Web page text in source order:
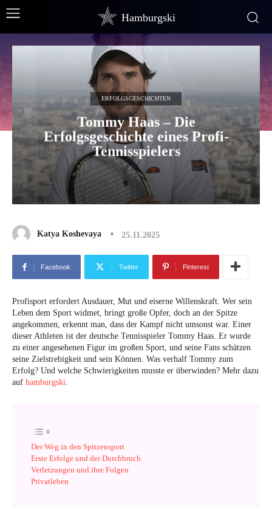
Hamburgski
ERFOLGSGESCHICHTEN
Tommy Haas – Die
Erfolgsgeschichte eines Profi-
Tennisspielers
Katya Koshevaya 25.11.2025
Facebook Twitter Pinterest
Profisport erfordert Ausdauer, Mut und eiserne Willenskraft. Wer sein
Leben dem Sport widmet, bringt große Opfer, doch an der Spitze
angekommen, erkennt man, dass der Kampf nicht umsonst war. Einer
dieser Athleten ist der deutsche Tennisspieler Tommy Haas. Er wurde
zu einer angesehenen Figur im großen Sport, und seine Fans schätzen
seine Zielstrebigkeit und sein Können. Was verhalf Tommy zum
Erfolg? Und welche Schwierigkeiten musste er überwinden? Mehr dazu
auf hamburgski.
Der Weg in den Spitzensport
Erste Erfolge und der Durchbruch
Verletzungen und ihre Folgen
Privatleben